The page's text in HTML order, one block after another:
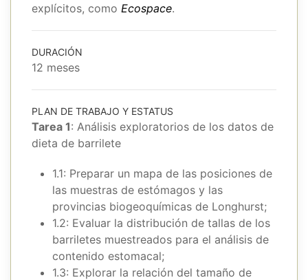
explícitos, como Ecospace.
DURACIÓN
12 meses
PLAN DE TRABAJO Y ESTATUS
Tarea 1: Análisis exploratorios de los datos de
dieta de barrilete
1.1: Preparar un mapa de las posiciones de
las muestras de estómagos y las
provincias biogeoquímicas de Longhurst;
1.2: Evaluar la distribución de tallas de los
barriletes muestreados para el análisis de
contenido estomacal;
1.3: Explorar la relación del tamaño de